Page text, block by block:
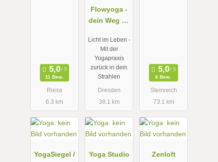
11 Bew.
Riesa
6.3 km
Flowyoga -
dein Weg zu
Leichtigkeit
Leben
Licht im Leben -
Mit der
Yogapraxis
zurück in dein
Strahlen
Dresden
38.1 km
6 Bew.
Steinreich
73.1 km
YogaSiegel /
Yoga Studio
Zenloft